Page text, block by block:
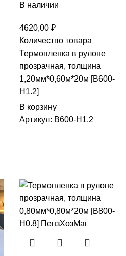
В наличии
4620,00 ₽
Количество товара
Термопленка в рулоне
прозрачная, толщина
1,20мм*0,60м*20м [B600-
H1.2]
В корзину
Артикул: B600-H1.2